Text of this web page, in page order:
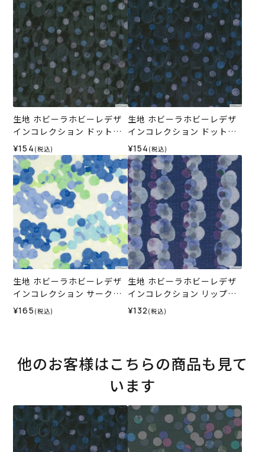
生地 ホビーラホビーレデザ
インコレクション ドットボ
ーダー＜5X＞
¥154 (税込)
生地 ホビーラホビーレデザ
インコレクション ドットボ
ーダー＜6L＞
¥154 (税込)
生地 ホビーラホビーレデザ
インコレクション サークル
カットドビー ドット＆ドッ
ト＜2B＞
¥165 (税込)
生地 ホビーラホビーレデザ
インコレクション リップル
ドットストライプ＜1N＞
¥132 (税込)
他のお客様はこちらの商品も見て
います